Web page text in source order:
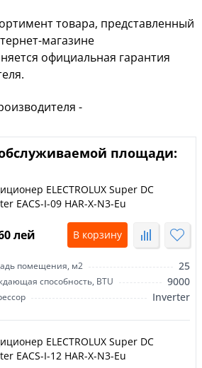
товара, представленный
магазине
официальная гарантия
-
площади:
ELECTROLUX Super DC
EACS-I-09 HAR-X-N3-Eu
лей В корзину
помещения, м2 25
способность, BTU 9000
Inverter
ELECTROLUX Super DC
EACS-I-12 HAR-X-N3-Eu